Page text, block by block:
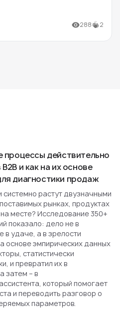
288 2
процессы действительно
и как на их основе
диагностики продаж
растут двузначными
рынках, продуктах
месте? Исследование 350+
показало: дело не в
в удаче, а в зрелости
основе эмпирических данных
статистически
и превратил их в
затем – в
который помогает
и переводить разговор о
параметров.